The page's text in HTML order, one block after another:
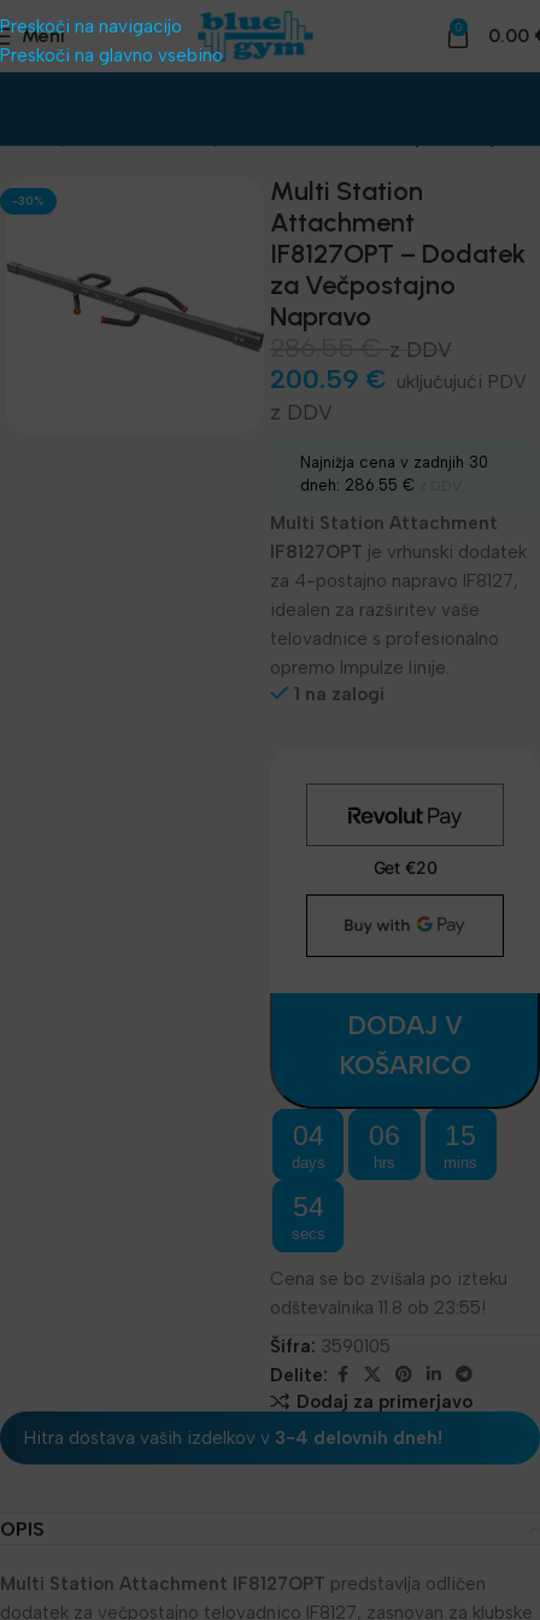
Preskoči na navigacijo
Preskoči na glavno vsebino
Meni 0 0.00
-30%
Multi Station
Attachment
IF8127OPT – Dodatek
za Večpostajno
Napravo
z DDV
200.59 €
z DDV
Najnižja cena v zadnjih 30
dneh: 286.55 €
Multi Station Attachment
IF8127OPT je vrhunski dodatek
za 4-postajno napravo IF8127,
idealen za razširitev vaše
telovadnice s profesionalno
opremo Impulze linije.
1 na zalogi
DODAJ V
KOŠARICO
04
days
06
hrs
15
mins
54
secs
Cena se bo zvišala po izteku
odštevalnika 11.8 ob 23:55!
Šifra: 3590105
Delite:
Dodaj za primerjavo
Hitra dostava vaših izdelkov v 3-4 delovnih dneh!
OPIS
Multi Station Attachment IF8127OPT predstavlja odličen
dodatek za večpostajno telovadnico IF8127, zasnovan za klubske